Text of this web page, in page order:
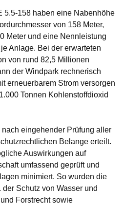
5.5-158 haben eine Nabenhöhe
von 158 Meter,
Meter und eine Nennleistung
Anlage. Bei der erwarteten
von rund 82,5 Millionen
der Windpark rechnerisch
erneuerbarem Strom versorgen
Tonnen Kohlenstoffdioxid
eingehender Prüfung aller
Belange erteilt.
Auswirkungen auf
umfassend geprüft und
minimiert. So wurden die
Schutz von Wasser und
Forstrecht sowie